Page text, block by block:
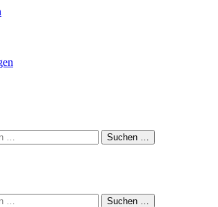
Suchen …
Suchen …